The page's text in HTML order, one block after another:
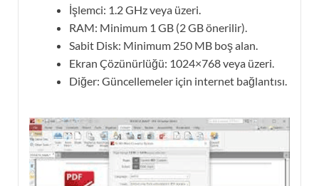
İşlemci: 1.2 GHz veya üzeri.
RAM: Minimum 1 GB (2 GB önerilir).
Sabit Disk: Minimum 250 MB boş alan.
Ekran Çözünürlüğü: 1024×768 veya üzeri.
Diğer: Güncellemeler için internet bağlantısı.